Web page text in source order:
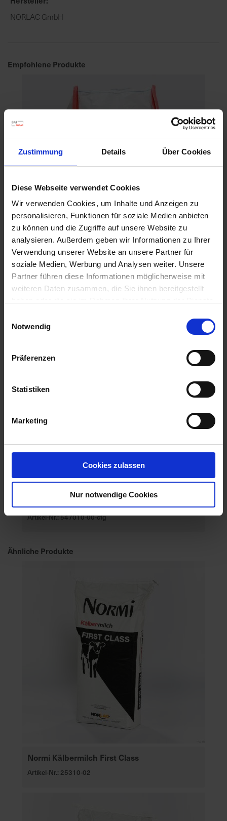
Zustimmung Details Über Cookies
Diese Webseite verwendet Cookies
Wir verwenden Cookies, um Inhalte und Anzeigen zu
personalisieren, Funktionen für soziale Medien anbieten
zu können und die Zugriffe auf unsere Website zu
analysieren. Außerdem geben wir Informationen zu Ihrer
Verwendung unserer Website an unsere Partner für
soziale Medien, Werbung und Analysen weiter. Unsere
Partner führen diese Informationen möglicherweise mit
weiteren Daten zusammen, die Sie ihnen bereitgestellt
Notwendig
Präferenzen
Statistiken
Marketing
Cookies zulassen
Nur notwendige Cookies
NORLAC GmbH
Empfohlene Produkte
CalciDes
Artikel-Nr.: 28112-06
Artikel-Nr.: 547010-00-cfg
Ähnliche Produkte
Normi Kälbermilch First Class
Artikel-Nr.: 25310-02